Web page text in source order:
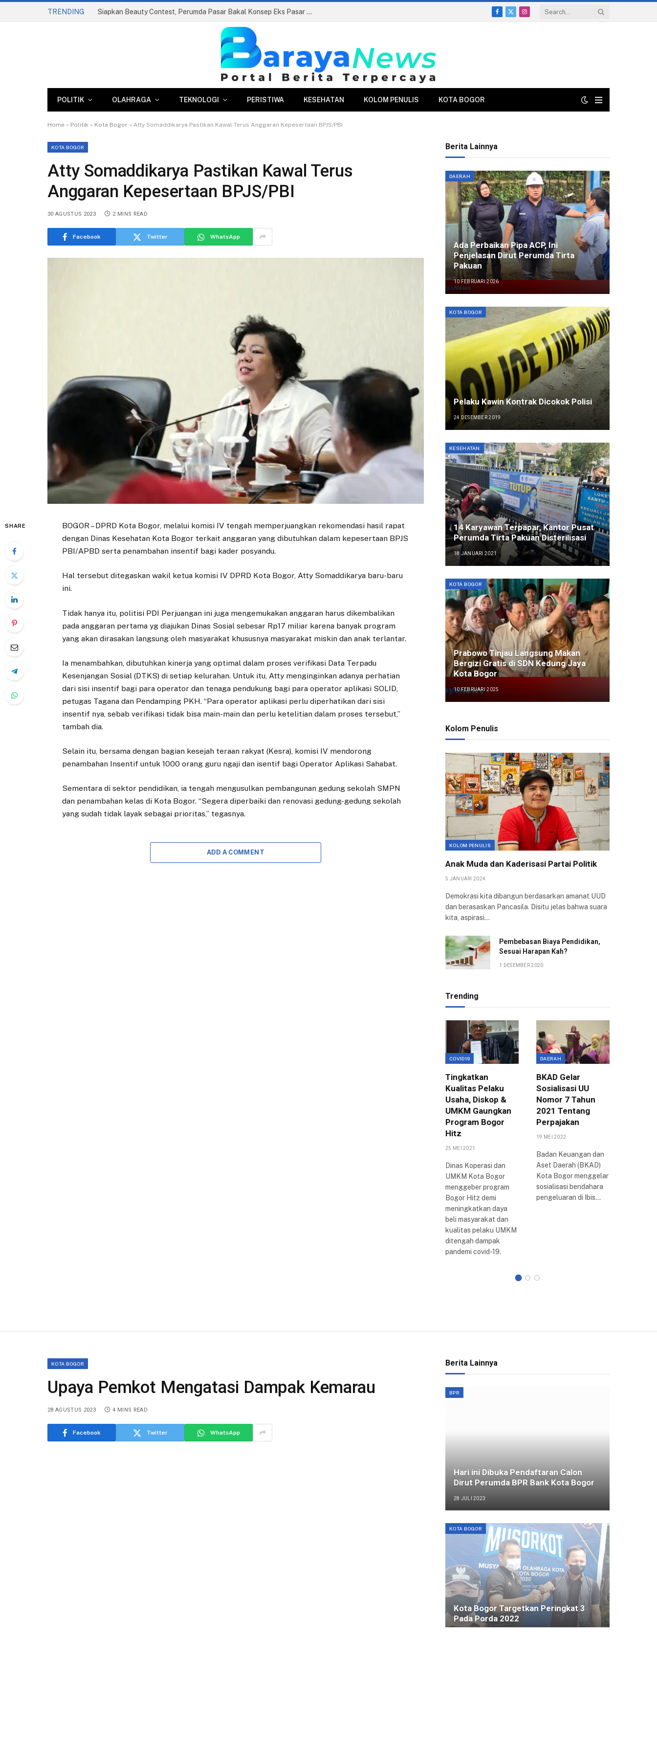
TRENDING Siapkan Beauty Contest, Perumda Pasar Bakal Konsep Eks Pasar Bogor Jadi Kawasan Terpadu
Facebook
X
Instagram
POLITIK OLAHRAGA TEKNOLOGI PERISTIWA KESEHATAN KOLOM PENULIS KOTA BOGOR
Home » Politik » Kota Bogor » Atty Somaddikarya Pastikan Kawal Terus Anggaran Kepesertaan BPJS/PBI
KOTA BOGOR
Atty Somaddikarya Pastikan Kawal Terus
Anggaran Kepesertaan BPJS/PBI
30 AGUSTUS 2023 2 MINS READ
Facebook Twitter WhatsApp
SHARE
BOGOR – DPRD Kota Bogor, melalui komisi IV tengah memperjuangkan rekomendasi hasil rapat
dengan Dinas Kesehatan Kota Bogor terkait anggaran yang dibutuhkan dalam kepesertaan BPJS
PBI/APBD serta penambahan insentif bagi kader posyandu.
Hal tersebut ditegaskan wakil ketua komisi IV DPRD Kota Bogor, Atty Somaddikarya baru-baru
ini.
Tidak hanya itu, politisi PDI Perjuangan ini juga mengemukakan anggaran harus dikembalikan
pada anggaran pertama yg diajukan Dinas Sosial sebesar Rp17 miliar karena banyak program
yang akan dirasakan langsung oleh masyarakat khususnya masyarakat miskin dan anak terlantar.
Ia menambahkan, dibutuhkan kinerja yang optimal dalam proses verifikasi Data Terpadu
Kesenjangan Sosial (DTKS) di setiap kelurahan. Untuk itu, Atty menginginkan adanya perhatian
dari sisi insentif bagi para operator dan tenaga pendukung bagi para operator aplikasi SOLID,
petugas Tagana dan Pendamping PKH. “Para operator aplikasi perlu diperhatikan dari sisi
insentif nya, sebab verifikasi tidak bisa main-main dan perlu ketelitian dalam proses tersebut,”
tambah dia.
Selain itu, bersama dengan bagian kesejah teraan rakyat (Kesra), komisi IV mendorong
penambahan Insentif untuk 1000 orang guru ngaji dan isentif bagi Operator Aplikasi Sahabat.
Sementara di sektor pendidikan, ia tengah mengusulkan pembangunan gedung sekolah SMPN
dan penambahan kelas di Kota Bogor. “Segera diperbaiki dan renovasi gedung-gedung sekolah
yang sudah tidak layak sebagai prioritas,” tegasnya.
ADD A COMMENT
Berita Lainnya
DAERAH
Ada Perbaikan Pipa ACP, Ini
Penjelasan Dirut Perumda Tirta
Pakuan
10 FEBRUARI 2026
KOTA BOGOR
Pelaku Kawin Kontrak Dicokok Polisi
24 DESEMBER 2019
KESEHATAN
14 Karyawan Terpapar, Kantor Pusat
Perumda Tirta Pakuan Disterilisasi
18 JANUARI 2021
KOTA BOGOR
Prabowo Tinjau Langsung Makan
Bergizi Gratis di SDN Kedung Jaya
Kota Bogor
10 FEBRUARI 2025
Kolom Penulis
KOLOM PENULIS
Anak Muda dan Kaderisasi Partai Politik
5 JANUARI 2024
Demokrasi kita dibangun berdasarkan amanat UUD
dan berasaskan Pancasila. Disitu jelas bahwa suara
kita, aspirasi…
Pembebasan Biaya Pendidikan,
Sesuai Harapan Kah?
1 DESEMBER 2020
Trending
COVID19
Tingkatkan
Kualitas Pelaku
Usaha, Diskop &
UMKM Gaungkan
Program Bogor
Hitz
25 MEI 2021
Dinas Koperasi dan
UMKM Kota Bogor
menggeber program
Bogor Hitz demi
meningkatkan daya
beli masyarakat dan
kualitas pelaku UMKM
ditengah dampak
pandemi covid-19.
DAERAH
BKAD Gelar
Sosialisasi UU
Nomor 7 Tahun
2021 Tentang
Perpajakan
19 MEI 2022
Badan Keuangan dan
Aset Daerah (BKAD)
Kota Bogor menggelar
sosialisasi bendahara
pengeluaran di Ibis…
KOTA BOGOR
Upaya Pemkot Mengatasi Dampak Kemarau
28 AGUSTUS 2023 4 MINS READ
Facebook Twitter WhatsApp
Berita Lainnya
BPR
Hari ini Dibuka Pendaftaran Calon
Dirut Perumda BPR Bank Kota Bogor
28 JULI 2023
KOTA BOGOR
Kota Bogor Targetkan Peringkat 3
Pada Porda 2022